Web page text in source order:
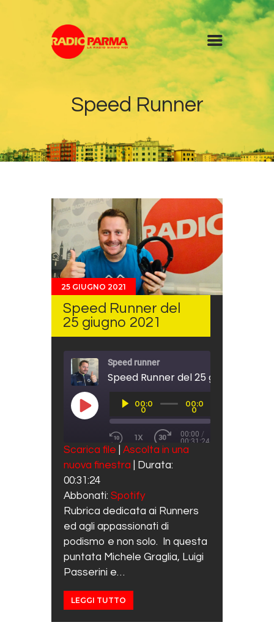
Speed Runner
Radio
Programmi
Podcast
Contatti
25 GIUGNO 2021
Speed Runner del
25 giugno 2021
Speed runner
Speed Runner del 25 giugno 2021
PLAY EPISODE
Player00:0
0
00:0
0
REWIND 10 SECONDS
1X
FAST FORWARD 30
00:00 /
00:31:24
SUBSCRIBE SHARE
Spotify
RSS FEED
SHARE
LINK
EMBED
Scarica file
Ascolta in una
nuova finestra
Durata:
00:31:24
Abbonati: Spotify
Rubrica dedicata ai Runners
ed agli appassionati di
podismo e non solo. In questa
puntata Michele Graglia, Luigi
Passerini e…
LEGGI TUTTO